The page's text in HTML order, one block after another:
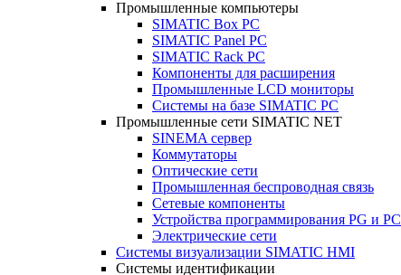
Промышленные компьютеры
SIMATIC Box PC
SIMATIC Panel PС
SIMATIC Rack PC
Компоненты для расширения
Промышленные LCD мониторы
Системы на базе SIMATIC PC
Промышленные сети SIMATIC NET
SINEMA сервер
Коммутаторы
Оптические сети
Промышленная беспроводная связь
Сетевые компоненты
Устройства программирования PG и PC
Электрические сети
Системы визуализации SIMATIC HMI
Системы идентификации